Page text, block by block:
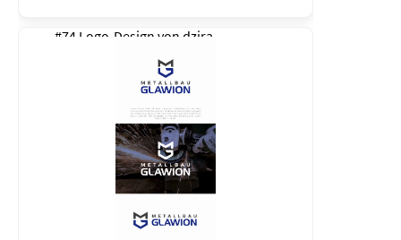
#74 Logo-Design von dzira